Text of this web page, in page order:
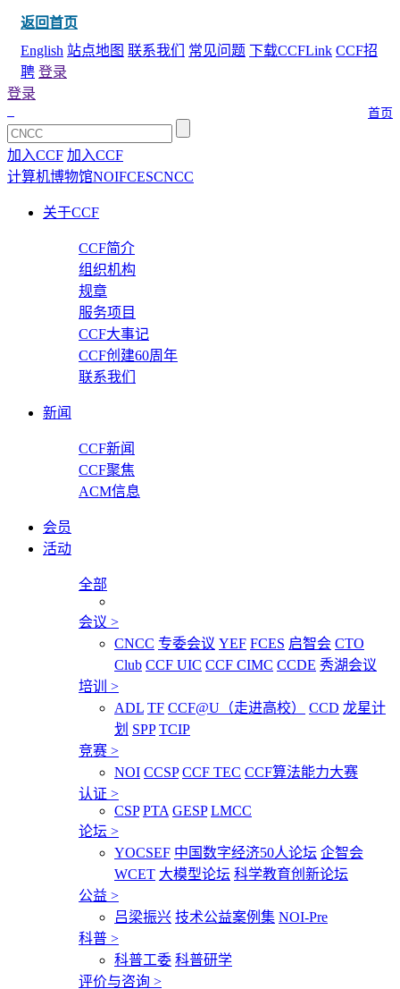
返回首页
English 站点地图 联系我们 常见问题 下载CCFLink CCF招
聘 登录
首页
登录
加入CCF 加入CCF
计算机博物馆NOIFCESCNCC
关于CCF
CCF简介
组织机构
规章
服务项目
CCF大事记
CCF创建60周年
联系我们
新闻
CCF新闻
CCF聚焦
ACM信息
会员
活动
全部
会议 >
CNCC 专委会议 YEF FCES 启智会 CTO
Club CCF UIC CCF CIMC CCDE 秀湖会议
培训 >
ADL TF CCF@U（走进高校） CCD 龙星计
划 SPP TCIP
竞赛 >
NOI CCSP CCF TEC CCF算法能力大赛
认证 >
CSP PTA GESP LMCC
论坛 >
YOCSEF 中国数字经济50人论坛 企智会
WCET 大模型论坛 科学教育创新论坛
公益 >
吕梁振兴 技术公益案例集 NOI-Pre
科普 >
科普工委 科普研学
评价与咨询 >